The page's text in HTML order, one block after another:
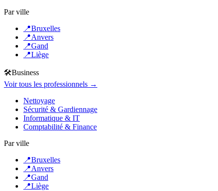
Par ville
📍Bruxelles
📍Anvers
📍Gand
📍Liège
🛠️Business
Voir tous les professionnels →
Nettoyage
Sécurité & Gardiennage
Informatique & IT
Comptabilité & Finance
Par ville
📍Bruxelles
📍Anvers
📍Gand
📍Liège